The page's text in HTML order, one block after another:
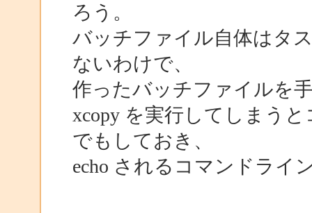
ろう。
バッチファイル自体はタ
ないわけで、
作ったバッチファイルを
xcopy を実行してしまう
でもしておき、
echo されるコマンドライ